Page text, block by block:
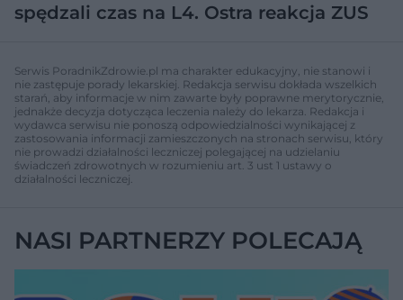
spędzali czas na L4. Ostra reakcja ZUS
Serwis PoradnikZdrowie.pl ma charakter edukacyjny, nie stanowi i
nie zastępuje porady lekarskiej. Redakcja serwisu dokłada wszelkich
starań, aby informacje w nim zawarte były poprawne merytorycznie,
jednakże decyzja dotycząca leczenia należy do lekarza. Redakcja i
wydawca serwisu nie ponoszą odpowiedzialności wynikającej z
zastosowania informacji zamieszczonych na stronach serwisu, który
nie prowadzi działalności leczniczej polegającej na udzielaniu
świadczeń zdrowotnych w rozumieniu art. 3 ust 1 ustawy o
działalności leczniczej.
NASI PARTNERZY POLECAJĄ